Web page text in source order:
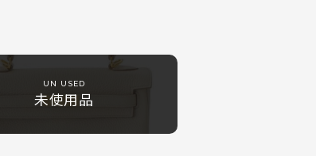
UN USED
未使用品